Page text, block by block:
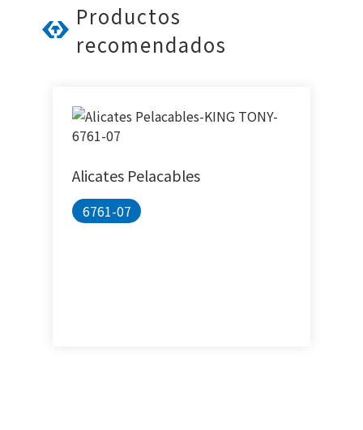
Productos
recomendados
Alicates Pelacables
6761-07